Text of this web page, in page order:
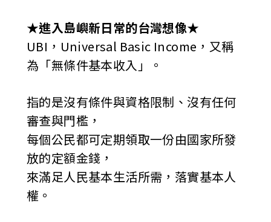
★進入島嶼新日常的台灣想像★
UBI，Universal Basic Income，又稱
為「無條件基本收入」。
指的是沒有條件與資格限制、沒有任何
審查與門檻，
每個公民都可定期領取一份由國家所發
放的定額金錢，
來滿足人民基本生活所需，落實基本人
權。